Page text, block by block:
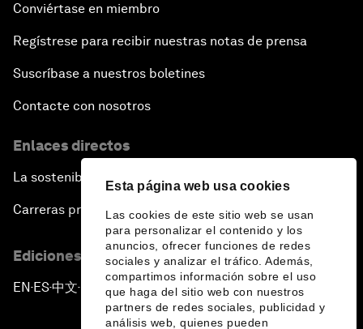
Esta página web usa cookies
Las cookies de este sitio web se usan
para personalizar el contenido y los
anuncios, ofrecer funciones de redes
sociales y analizar el tráfico. Además,
compartimos información sobre el uso
que haga del sitio web con nuestros
partners de redes sociales, publicidad y
análisis web, quienes pueden
Conviértase en miembro
Regístrese para recibir nuestras notas de prensa
Suscríbase a nuestros boletines
Contacte con nosotros
Enlaces directos
La sostenibilidad en el Foro
Carreras profesionales
Ediciones en otros idiomas
EN ▪ES▪中文▪ 日本語